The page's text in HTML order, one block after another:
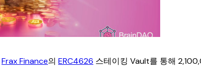
Frax Finance의 ERC4626 스테이킹 Vault를 통해